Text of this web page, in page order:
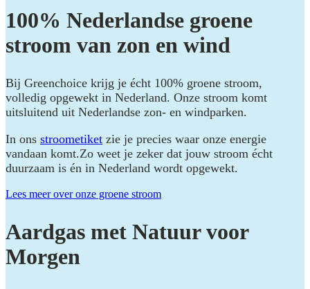
100% Nederlandse groene
stroom van zon en wind
Bij Greenchoice krijg je écht 100% groene stroom,
volledig opgewekt in Nederland. Onze stroom komt
uitsluitend uit Nederlandse zon- en windparken.
In ons stroometiket zie je precies waar onze energie
vandaan komt.Zo weet je zeker dat jouw stroom écht
duurzaam is én in Nederland wordt opgewekt.
Lees meer over onze groene stroom
Aardgas met Natuur voor
Morgen